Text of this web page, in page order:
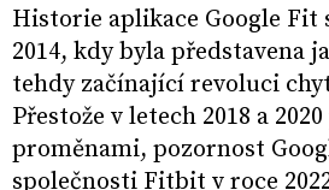
Historie aplikace Google Fit
2014, kdy byla představena
tehdy začínající revoluci
Přestože v letech 2018 a
proměnami, pozornost
společnosti Fitbit v roce